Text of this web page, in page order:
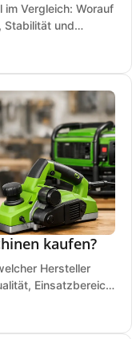
Vergleich: Worauf
Stabilität und
kaufen?
Hersteller
Einsatzbereich,